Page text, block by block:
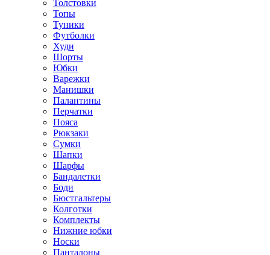
Толстовки
Топы
Туники
Футболки
Худи
Шорты
Юбки
Варежки
Манишки
Палантины
Перчатки
Пояса
Рюкзаки
Сумки
Шапки
Шарфы
Бандалетки
Боди
Бюстгальтеры
Колготки
Комплекты
Нижние юбки
Носки
Панталоны